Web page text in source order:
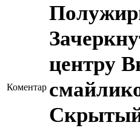
Коментар
центру
Скрытый